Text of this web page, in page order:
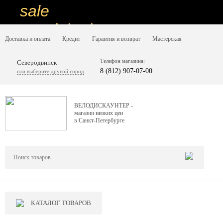
sale
special price
ну очень
вот дешево
sale
sale
Доставка и оплата Кредит Гарантия и возврат Мастерская
Северодвинск
или выберите другой город
Телефон магазина:
8 (812) 907-07-00
ВЕЛОДИСКАУНТЕР -
магазин низких цен
в Санкт-Петербурге
КАТАЛОГ ТОВАРОВ